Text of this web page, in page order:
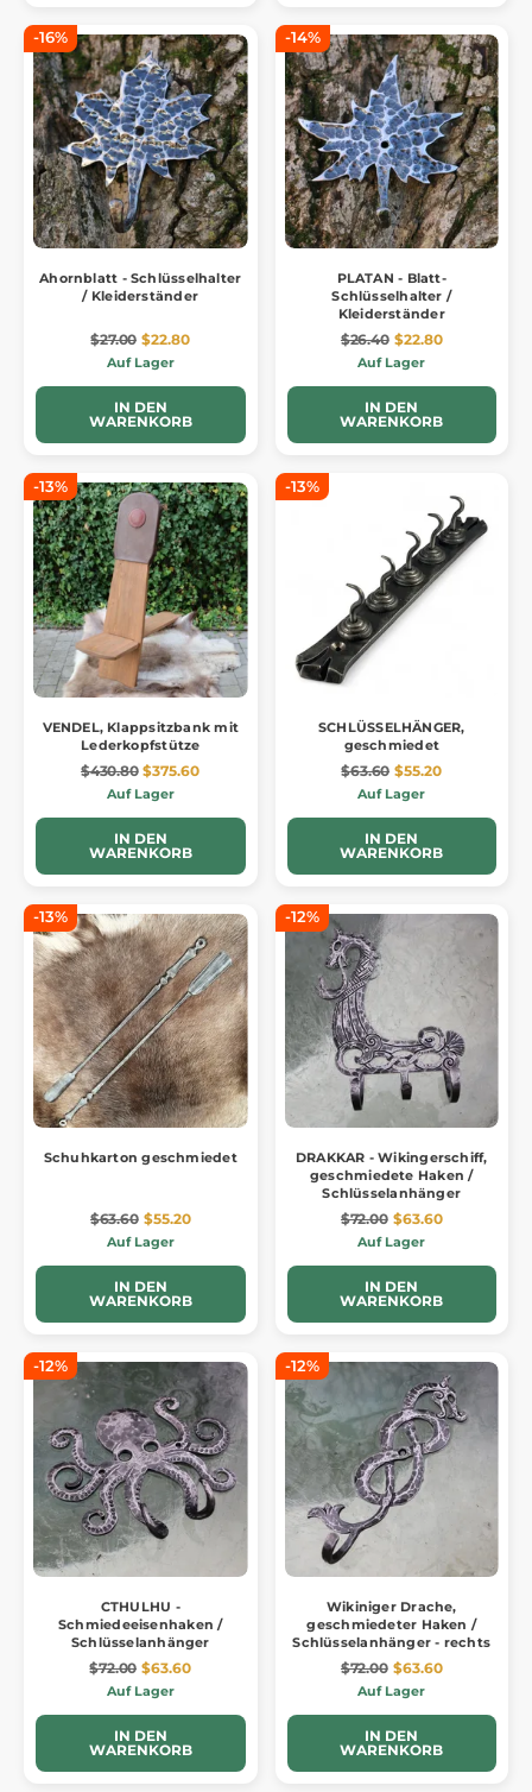
-16%
Ahornblatt - Schlüsselhalter
/ Kleiderständer
$27.00 $22.80
Auf Lager
IN DEN
WARENKORB
-14%
PLATAN - Blatt-
Schlüsselhalter /
Kleiderständer
$26.40 $22.80
Auf Lager
IN DEN
WARENKORB
-13%
VENDEL, Klappsitzbank mit
Lederkopfstütze
$430.80 $375.60
Auf Lager
IN DEN
WARENKORB
-13%
SCHLÜSSELHÄNGER,
geschmiedet
$63.60 $55.20
Auf Lager
IN DEN
WARENKORB
-13%
Schuhkarton geschmiedet
$63.60 $55.20
Auf Lager
IN DEN
WARENKORB
-12%
DRAKKAR - Wikingerschiff,
geschmiedete Haken /
Schlüsselanhänger
$72.00 $63.60
Auf Lager
IN DEN
WARENKORB
-12%
CTHULHU -
Schmiedeeisenhaken /
Schlüsselanhänger
$72.00 $63.60
Auf Lager
IN DEN
WARENKORB
-12%
Wikiniger Drache,
geschmiedeter Haken /
Schlüsselanhänger - rechts
$72.00 $63.60
Auf Lager
IN DEN
WARENKORB